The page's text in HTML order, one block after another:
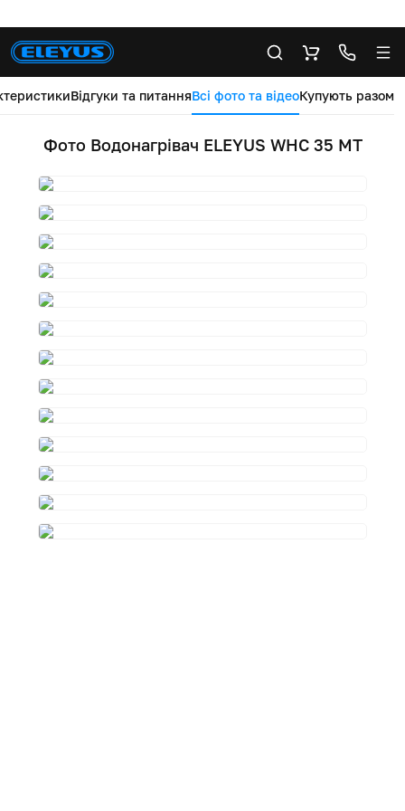
Відгуки та питанняВсі фото та відеоКупують разом
Фото Водонагрівач ELEYUS WHC 35 MT